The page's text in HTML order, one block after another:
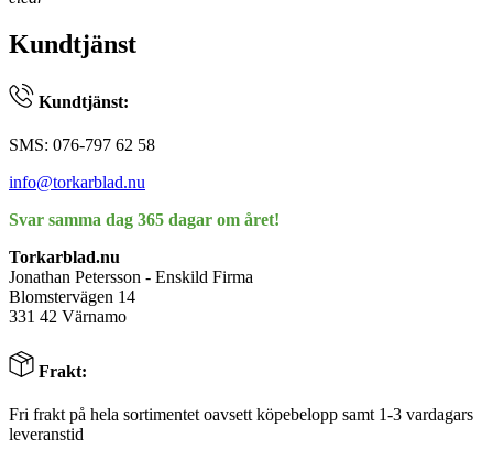
Kundtjänst
Kundtjänst:
SMS: 076-797 62 58
info@torkarblad.nu
Svar samma dag 365 dagar om året!
Torkarblad.nu
Jonathan Petersson - Enskild Firma
Blomstervägen 14
331 42 Värnamo
Frakt:
Fri frakt på hela sortimentet oavsett köpebelopp samt 1-3 vardagars
leveranstid